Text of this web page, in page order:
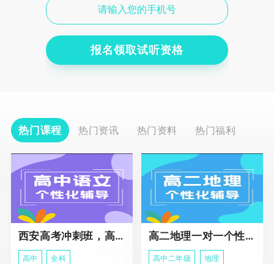
报名领取试听资格
热门课程 热门资讯 热门资料 热门福利
西安高考冲刺班，高三全科辅导
高中 全科
高二地理一对一个性化冲刺辅导课程
高中二年级 地理